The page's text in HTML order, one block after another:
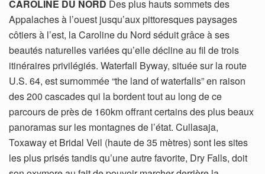
CAROLINE DU NORD Des plus hauts sommets des
Appalaches à l’ouest jusqu’aux pittoresques paysages
côtiers à l’est, la Caroline du Nord séduit grâce à ses
beautés naturelles variées qu’elle décline au fil de trois
itinéraires privilégiés. Waterfall Byway, située sur la route
U.S. 64, est surnommée “the land of waterfalls” en raison
des 200 cascades qui la bordent tout au long de ce
parcours de près de 160km offrant certains des plus beaux
panoramas sur les montagnes de l’état. Cullasaja,
Toxaway et Bridal Veil (haute de 35 mètres) sont les sites
les plus prisés tandis qu’une autre favorite, Dry Falls, doit